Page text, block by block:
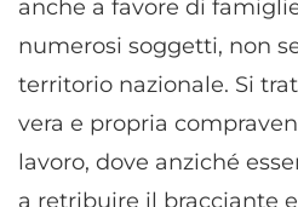
anche a favore di
numerosi soggetti, non
territorio nazionale. Si
vera e propria
lavoro, dove anziché
a retribuire il bracciante